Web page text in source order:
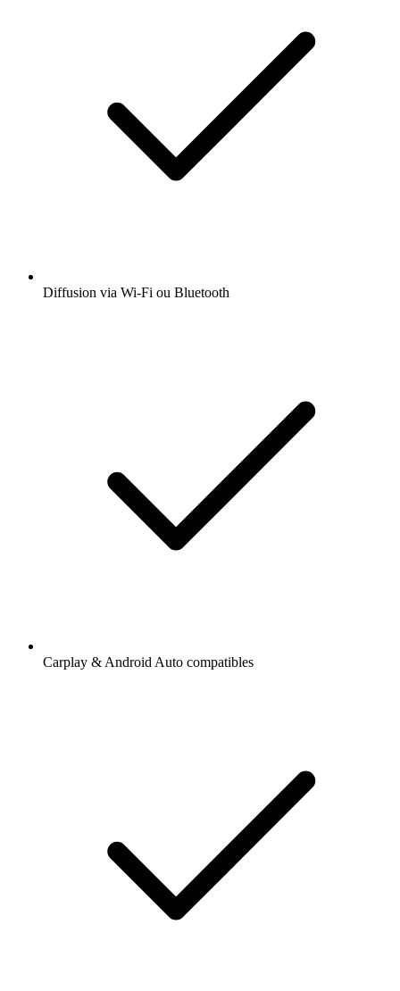
Diffusion via Wi-Fi ou Bluetooth
Carplay & Android Auto compatibles